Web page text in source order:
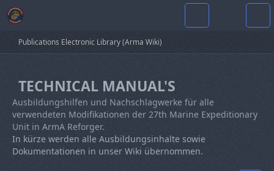
Publications Electronic Library (Arma Wiki)
TECHNICAL MANUAL'S
Ausbildungshilfen und Nachschlagwerke für alle
verwendeten Modifikationen der 27th Marine Expeditionary
Unit in ArmA Reforger.
In kürze werden alle Ausbildungsinhalte sowie
Dokumentationen in unser Wiki übernommen.